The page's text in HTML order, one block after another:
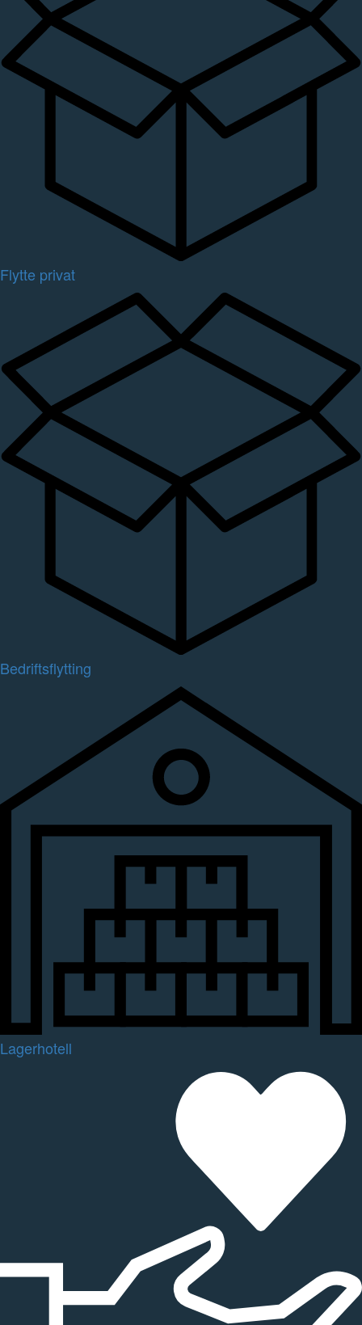
Flytte privat
Bedriftsflytting
Lagerhotell